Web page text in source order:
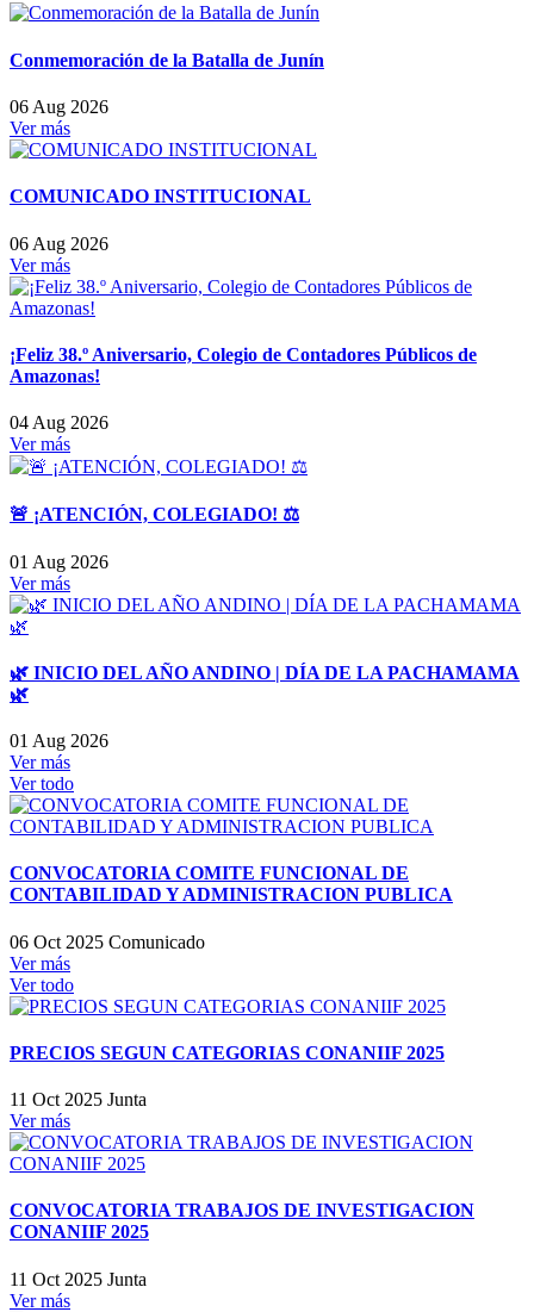
Conmemoración de la Batalla de Junín
06 Aug 2026
Ver más
COMUNICADO INSTITUCIONAL
06 Aug 2026
Ver más
¡Feliz 38.º Aniversario, Colegio de Contadores Públicos de
Amazonas!
04 Aug 2026
Ver más
🚨 ¡ATENCIÓN, COLEGIADO! ⚖️
01 Aug 2026
Ver más
🌿 INICIO DEL AÑO ANDINO | DÍA DE LA PACHAMAMA
🌿
01 Aug 2026
Ver más
Ver todo
CONVOCATORIA COMITE FUNCIONAL DE
CONTABILIDAD Y ADMINISTRACION PUBLICA
06 Oct 2025 Comunicado
Ver más
Ver todo
PRECIOS SEGUN CATEGORIAS CONANIIF 2025
11 Oct 2025 Junta
Ver más
CONVOCATORIA TRABAJOS DE INVESTIGACION
CONANIIF 2025
11 Oct 2025 Junta
Ver más